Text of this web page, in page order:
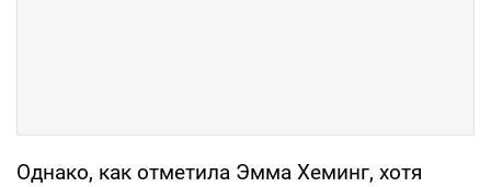
Однако, как отметила Эмма Хеминг, хотя